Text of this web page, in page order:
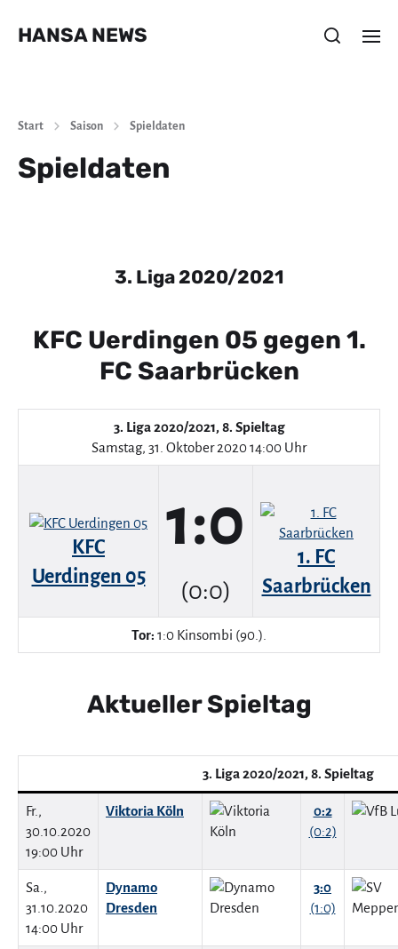
HANSA NEWS
Start Saison Spieldaten
Spieldaten
3. Liga 2020/2021
KFC Uerdingen 05 gegen 1.
FC Saarbrücken
3. Liga 2020/2021, 8. Spieltag
Samstag, 31. Oktober 2020 14:00 Uhr
KFC
Uerdingen 05
1:0
(0:0)
1. FC
Saarbrücken
Tor: 1:0 Kinsombi (90.).
Aktueller Spieltag
3. Liga 2020/2021, 8. Spieltag
Fr.,
30.10.2020
19:00 Uhr
Viktoria Köln
0:2
(0:2)
Sa.,
31.10.2020
14:00 Uhr
Dynamo
Dresden
3:0
(1:0)